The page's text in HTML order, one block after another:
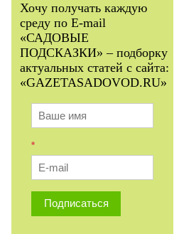
Хочу получать каждую
среду по E-mail
«САДОВЫЕ
ПОДСКАЗКИ» – подборку
актуальных статей с сайта:
«GAZETASADOVOD.RU»
*
Подписаться